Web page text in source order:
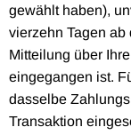
gewählt haben),
vierzehn Tagen ab
Mitteilung über
eingegangen ist.
dasselbe
Transaktion